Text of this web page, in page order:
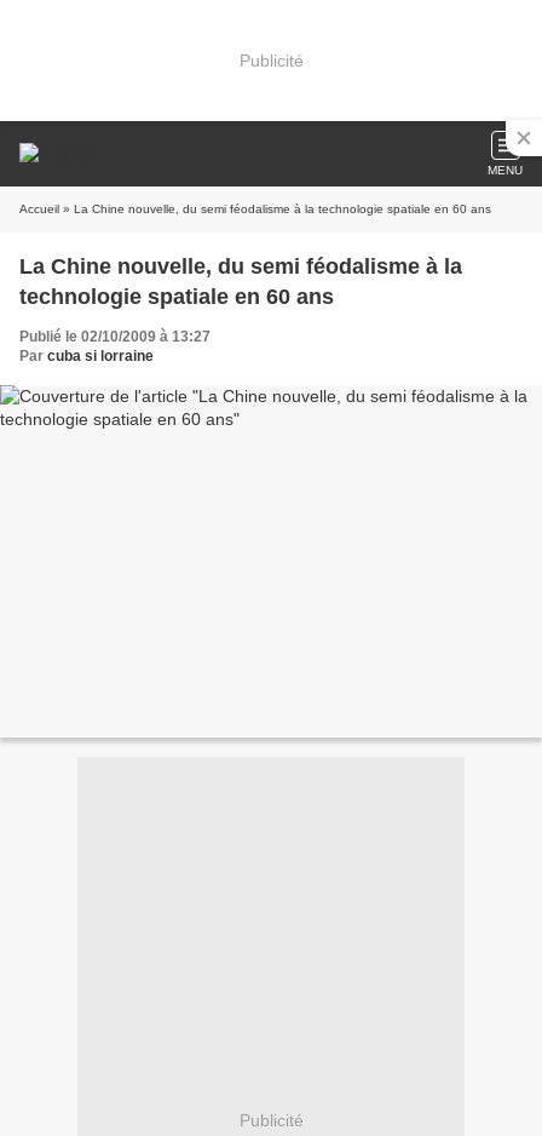
Publicité
MENU
Accueil » La Chine nouvelle, du semi féodalisme à la technologie spatiale en 60 ans
La Chine nouvelle, du semi féodalisme à la
technologie spatiale en 60 ans
Publié le 02/10/2009 à 13:27
Par cuba si lorraine
Publicité